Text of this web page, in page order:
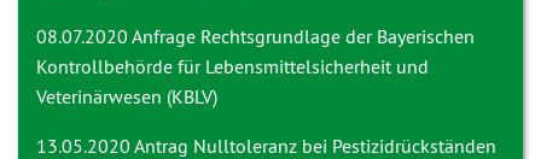
08.07.2020 Anfrage Rechtsgrundlage der Bayerischen
Kontrollbehörde für Lebensmittelsicherheit und
Veterinärwesen (KBLV)
13.05.2020 Antrag Nulltoleranz bei Pestizidrückständen